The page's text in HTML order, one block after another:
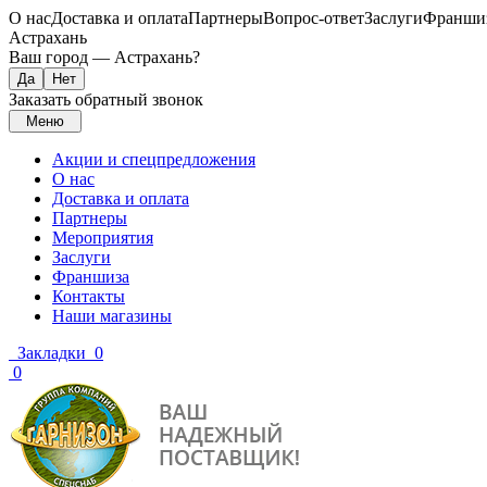
О насДоставка и оплатаПартнерыВопрос-ответЗаслуги
Астрахань
Ваш город — Астрахань?
Заказать обратный звонок
Меню
Акции и спецпредложения
О нас
Доставка и оплата
Партнеры
Мероприятия
Заслуги
Франшиза
Контакты
Наши магазины
Закладки 0
0